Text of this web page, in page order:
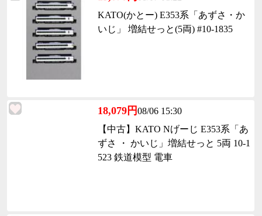
KATO(かとー) E353系「あずさ・か
いじ」 増結せっと(5両) #10-1835
18,079円08/06 15:30
【中古】KATO Nげーじ E353系「あ
ずさ ・ かいじ」増結せっと 5両 10-1
523 鉄道模型 電車